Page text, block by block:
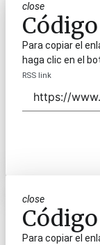
close
Para copiar el
haga clic en el
RSS link
close
Para copiar el